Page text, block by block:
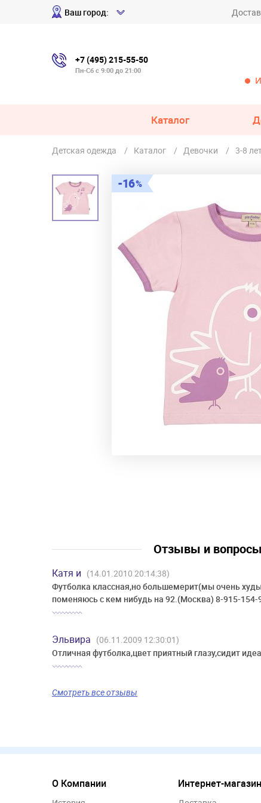
Ваш город:
+7 (495) 215-55-50
Пн-Сб с 9:00 до 21:00
Каталог
Детская одежда Каталог Девочки 3-8
16
Отзывы и вопросы
Катя и (14.01.2010 20:14:38)
Футболка классная,но большемерит(мы очень
поменяюсь с кем нибудь на 92.(Москва) 8-915-154-
Эльвира (06.11.2009 12:30:01)
Отличная футболка,цвет приятный глазу,сидит
Смотреть все отзывы
О Компании Интернет-магазин